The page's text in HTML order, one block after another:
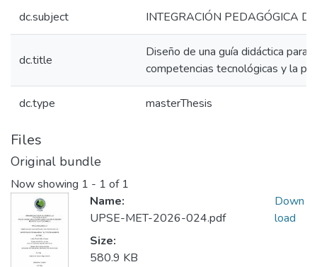
dc.subject INTEGRACIÓN PEDAGÓGICA
dc.title
Diseño de una guía didáctica para
competencias tecnológicas y la
dc.type masterThesis
Files
Original bundle
Now showing 1 - 1 of 1
Name:
UPSE-MET-2026-024.pdf
Size:
580.9 KB
Down
load